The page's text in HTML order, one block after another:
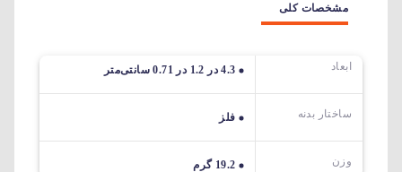
مشخصات کلی
ابعاد 4.3 در 1.2 در 0.71 سانتی‌متر
ساختار بدنه فلز
وزن 19.2 گرم